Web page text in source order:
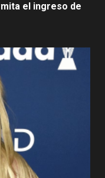
el ingreso de